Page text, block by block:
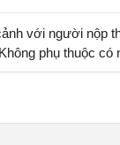
với người nộp
phụ thuộc có